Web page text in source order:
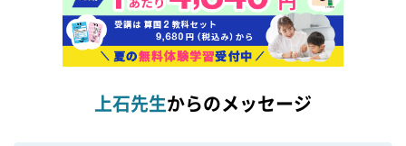
上石先生からのメッセージ